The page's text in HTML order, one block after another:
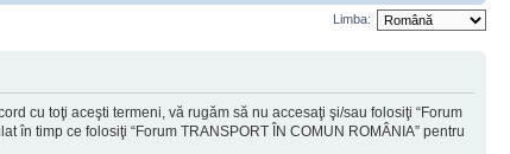
Limba:
cu toţi aceşti termeni, vă rugăm să nu accesaţi şi/sau folosiţi “Forum
în timp ce folosiţi “Forum TRANSPORT ÎN COMUN ROMÂNIA” pentru